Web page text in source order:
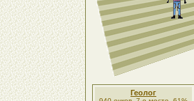
Геолог